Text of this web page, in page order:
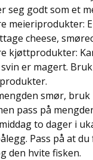
seg godt som et
meieriprodukter:
cheese,
kjøttprodukter:
er magert.
smør,
pass på
to dager i
Pass på at
den hvite fisken.